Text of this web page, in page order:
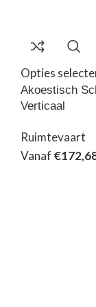
Opties
Akoestisch
Verticaal
Ruimtevaart
Vanaf €